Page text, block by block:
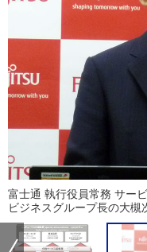
富士通 執行役員常務 サー
ビジネスグループ長の大槻